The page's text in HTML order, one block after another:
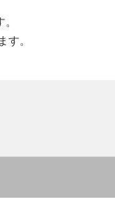
す。